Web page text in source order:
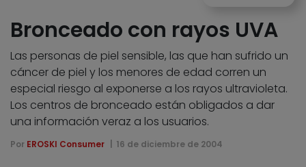
Bronceado con rayos UVA
Las personas de piel sensible, las que han sufrido un
cáncer de piel y los menores de edad corren un
especial riesgo al exponerse a los rayos ultravioleta.
Los centros de bronceado están obligados a dar
una información veraz a los usuarios.
Por EROSKI Consumer 16 de diciembre de 2004